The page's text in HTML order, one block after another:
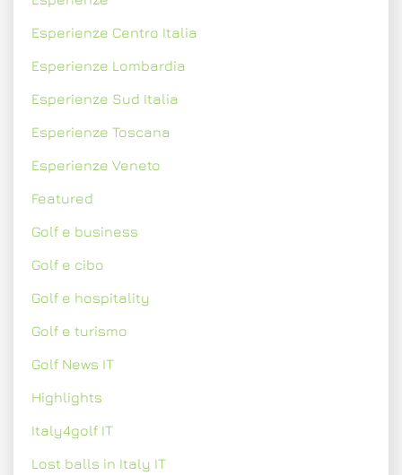
Esperienze Centro Italia
Esperienze Lombardia
Esperienze Sud Italia
Esperienze Toscana
Esperienze Veneto
Featured
Golf e business
Golf e cibo
Golf e hospitality
Golf e turismo
Golf News IT
Highlights
Italy4golf IT
Lost balls in Italy IT